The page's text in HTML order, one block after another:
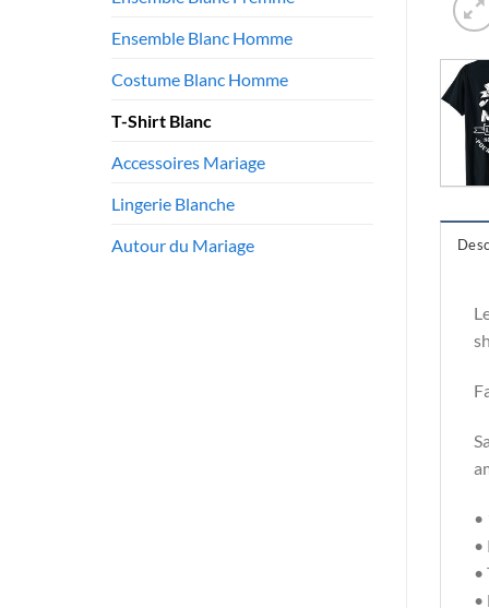
Ensemble Blanc Homme
Costume Blanc Homme
T-Shirt Blanc
Accessoires Mariage
Lingerie Blanche
Autour du Mariage
•
•
•
•